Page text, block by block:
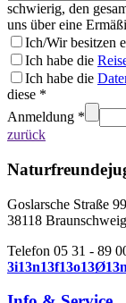
schwierig, den
uns über eine
Ich/Wir besitzen
Ich habe die
Ich habe die
diese *
Anmeldung *
zurück
Goslarsche Straße 99
38118 Braunschweig
Telefon 05 31 - 89
3i13n13f13o13Ø13n